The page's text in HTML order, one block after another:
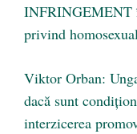
INFRINGEMENT
privind
Viktor Orban:
dacă sunt
interzicerea